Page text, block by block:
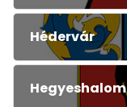
Hédervár
Hegyeshalom